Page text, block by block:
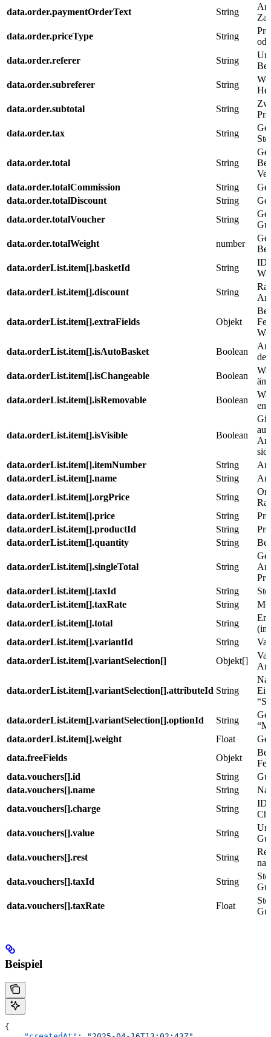
data.order.paymentOrderText String
data.order.priceType
String
data.order.referer
String
data.order.subreferer
String
data.order.subtotal
String
data.order.tax
String
data.order.total String
data.order.totalCommission
String
data.order.totalDiscount
String
data.order.totalVoucher
String
data.order.totalWeight
number
data.orderList.item[].basketId
String
ID
data.orderList.item[].discount
String
data.orderList.item[].extraFields Objekt
data.orderList.item[].isAutoBasket
Boolean
data.orderList.item[].isChangeable
Boolean
data.orderList.item[].isRemovable
Boolean
data.orderList.item[].isVisible Boolean
data.orderList.item[].itemNumber
String
data.orderList.item[].name
String
data.orderList.item[].orgPrice
String
data.orderList.item[].price
String
data.orderList.item[].productId
String
data.orderList.item[].quantity
String
data.orderList.item[].singleTotal String
data.orderList.item[].taxId
String
data.orderList.item[].taxRate
String
data.orderList.item[].total
String
data.orderList.item[].variantId
String
data.orderList.item[].variantSelection[]
Objekt[]
data.orderList.item[].variantSelection[].attributeId String
data.orderList.item[].variantSelection[].optionId
String
data.orderList.item[].weight
Float
data.freeFields
Objekt
data.vouchers[].id
String
data.vouchers[].name
String
data.vouchers[].charge
String
ID
data.vouchers[].value
String
data.vouchers[].rest
String
data.vouchers[].taxId
String
data.vouchers[].taxRate
Float
Beispiel
{